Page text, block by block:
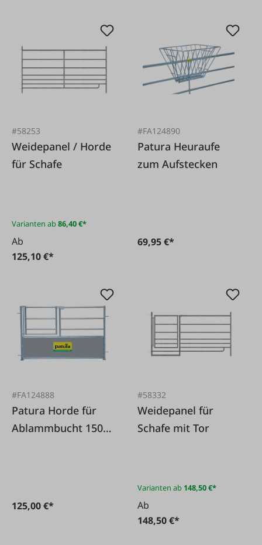
#58253
Weidepanel / Horde
für Schafe
Varianten ab86,40 €*
Ab
125,10 €*
#FA124890
Patura Heuraufe
zum Aufstecken
69,95 €*
#FA124888
Patura Horde für
Ablammbucht 150
125,00 €*
#58332
Weidepanel für
Schafe mit Tor
Varianten ab 148,50 €*
Ab
148,50 €*